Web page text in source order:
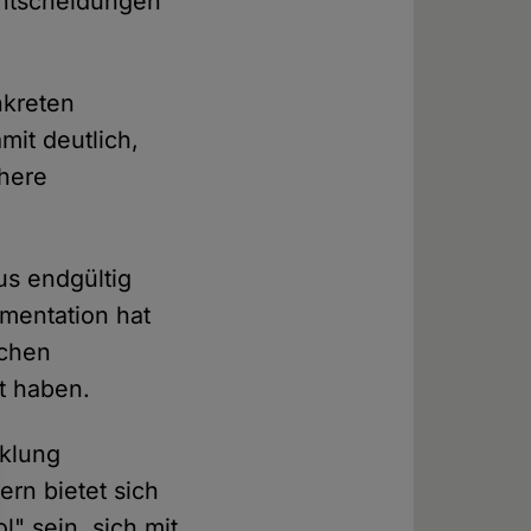
deutlich,
endgültig
hat
haben.
bietet sich